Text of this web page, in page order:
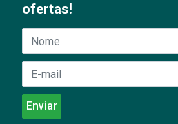
ofertas!